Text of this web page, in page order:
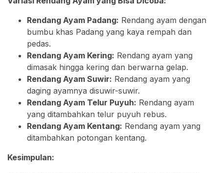
Rendang Ayam Padang: Rendang ayam dengan
bumbu khas Padang yang kaya rempah dan
pedas.
Rendang Ayam Kering: Rendang ayam yang
dimasak hingga kering dan berwarna gelap.
Rendang Ayam Suwir: Rendang ayam yang
daging ayamnya disuwir-suwir.
Rendang Ayam Telur Puyuh: Rendang ayam
yang ditambahkan telur puyuh rebus.
Rendang Ayam Kentang: Rendang ayam yang
ditambahkan potongan kentang.
Kesimpulan: